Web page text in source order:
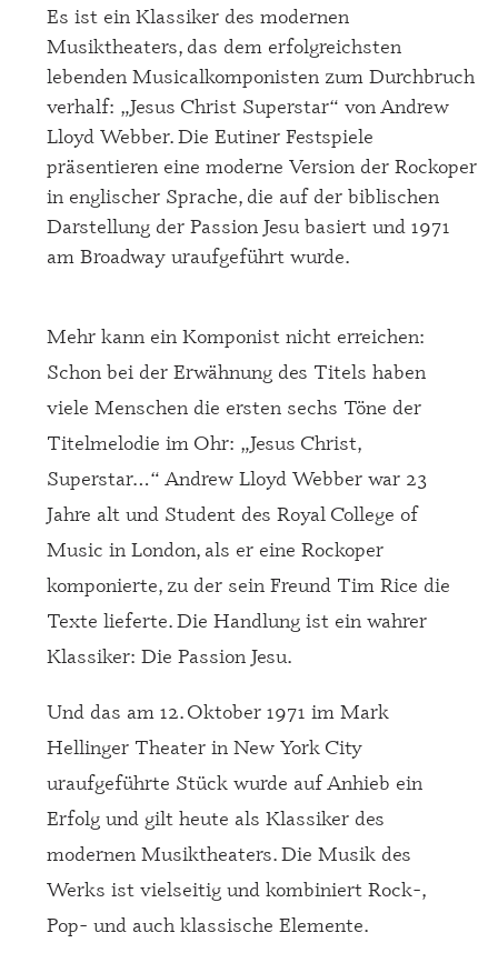
Es ist ein Klassiker des modernen
Musiktheaters, das dem erfolgreichsten
lebenden Musicalkomponisten zum Durchbruch
verhalf: „Jesus Christ Superstar“ von Andrew
Lloyd Webber. Die Eutiner Festspiele
präsentieren eine moderne Version der Rockoper
in englischer Sprache, die auf der biblischen
Darstellung der Passion Jesu basiert und 1971
am Broadway uraufgeführt wurde.
Mehr kann ein Komponist nicht erreichen:
Schon bei der Erwähnung des Titels haben
viele Menschen die ersten sechs Töne der
Titelmelodie im Ohr: „Jesus Christ,
Superstar…“ Andrew Lloyd Webber war 23
Jahre alt und Student des Royal College of
Music in London, als er eine Rockoper
komponierte, zu der sein Freund Tim Rice die
Texte lieferte. Die Handlung ist ein wahrer
Klassiker: Die Passion Jesu.
Und das am 12. Oktober 1971 im Mark
Hellinger Theater in New York City
uraufgeführte Stück wurde auf Anhieb ein
Erfolg und gilt heute als Klassiker des
modernen Musiktheaters. Die Musik des
Werks ist vielseitig und kombiniert Rock-,
Pop- und auch klassische Elemente.